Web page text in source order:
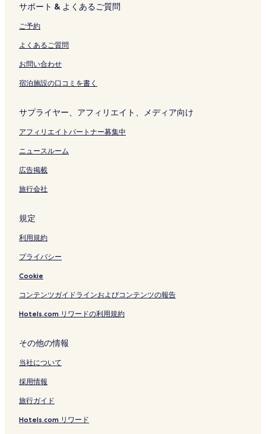
リ
ン
ク
ジ
を
開
く
ン
サポート & よくあるご質問
ご予約
よくあるご質問
お問い合わせ
宿泊施設の口コミを書く
サプライヤー、アフィリエイト、メディア向け
アフィリエイトパートナー募集中
ニュースルーム
広告掲載
旅行会社
規定
利用規約
プライバシー
Cookie
コンテンツガイドラインおよびコンテンツの報告
Hotels.com リワードの利用規約
その他の情報
当社について
採用情報
旅行ガイド
Hotels.com リワード